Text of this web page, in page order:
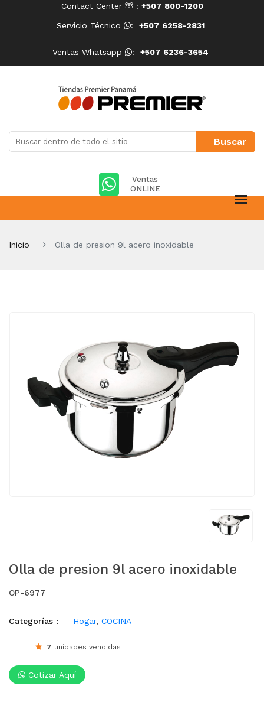
Contact Center : +507 800-1200
Servicio Técnico : +507 6258-2831
Ventas Whatsapp : +507 6236-3654
Ventas
ONLINE
Inicio Olla de presion 9l acero inoxidable
Olla de presion 9l acero inoxidable
OP-6977
Categorías : Hogar, COCINA
7 unidades vendidas
Cotizar Aquí